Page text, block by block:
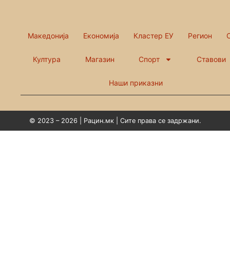
Македонија Економија Кластер ЕУ Регион
Култура Магазин Спорт Ставови
Наши приказни
© 2023 – 2026 | Рацин.мк | Сите права се задржани.